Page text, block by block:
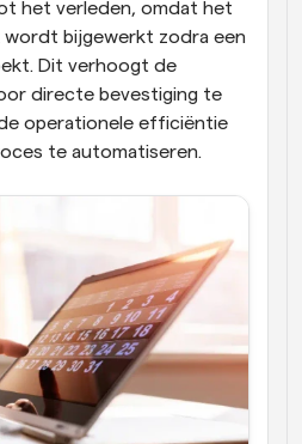
het verleden, omdat het
wordt bijgewerkt zodra een
Dit verhoogt de
directe bevestiging te
operationele efficiëntie
te automatiseren.